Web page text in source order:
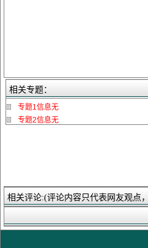
相关专题：
专题1信息无
专题2信息无
相关评论:(评论内容只代表网友观点